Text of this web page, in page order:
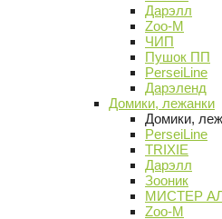
Дарэлл
Zoo-M
ЧИП
Пушок ПП
PerseiLine
Дарэленд
Домики, лежанки
Домики,
PerseiLine
TRIXIE
Дарэлл
Зооник
МИСТЕР
Zoo-M